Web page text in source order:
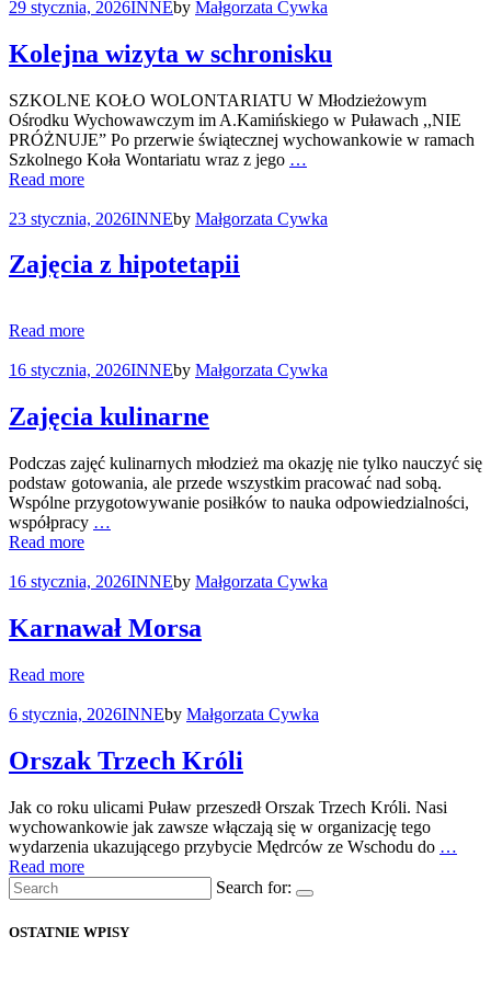
29 stycznia, 2026INNEby Małgorzata Cywka
Kolejna wizyta w schronisku
SZKOLNE KOŁO WOLONTARIATU W Młodzieżowym
Ośrodku Wychowawczym im A.Kamińskiego w Puławach ,,NIE
PRÓŻNUJE” Po przerwie świątecznej wychowankowie w ramach
Szkolnego Koła Wontariatu wraz z jego …
Read more
23 stycznia, 2026INNEby Małgorzata Cywka
Zajęcia z hipotetapii
Read more
16 stycznia, 2026INNEby Małgorzata Cywka
Zajęcia kulinarne
Podczas zajęć kulinarnych młodzież ma okazję nie tylko nauczyć się
podstaw gotowania, ale przede wszystkim pracować nad sobą.
Wspólne przygotowywanie posiłków to nauka odpowiedzialności,
współpracy …
Read more
16 stycznia, 2026INNEby Małgorzata Cywka
Karnawał Morsa
Read more
6 stycznia, 2026INNEby Małgorzata Cywka
Orszak Trzech Króli
Jak co roku ulicami Puław przeszedł Orszak Trzech Króli. Nasi
wychowankowie jak zawsze włączają się w organizację tego
wydarzenia ukazującego przybycie Mędrców ze Wschodu do …
Read more
Search for:
OSTATNIE WPISY